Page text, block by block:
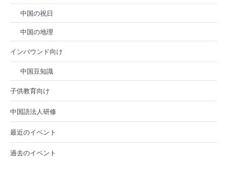
中国の祝日
中国の地理
インバウンド向け
中国豆知識
子供教育向け
中国語法人研修
最近のイベント
過去のイベント